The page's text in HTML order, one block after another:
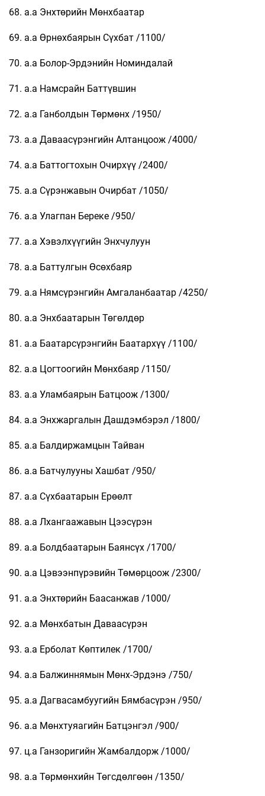
68. а.а Энхтөрийн Мөнхбаатар
69. а.а Өрнөхбаярын Сүхбат /1100/
70. а.а Болор-Эрдэнийн Номиндалай
71. а.а Намсрайн Баттүвшин
72. а.а Ганболдын Төрмөнх /1950/
73. а.а Даваасүрэнгийн Алтанцоож /4000/
74. а.а Баттогтохын Очирхүү /2400/
75. а.а Сүрэнжавын Очирбат /1050/
76. а.а Улагпан Береке /950/
77. а.а Хэвэлхүүгийн Энхчулуун
78. а.а Баттулгын Өсөхбаяр
79. а.а Нямсүрэнгийн Амгаланбаатар /4250/
80. а.а Энхбаатарын Төгөлдөр
81. а.а Баатарсүрэнгийн Баатархүү /1100/
82. а.а Цогтоогийн Мөнхбаяр /1150/
83. а.а Уламбаярын Батцоож /1300/
84. а.а Энхжаргалын Дашдэмбэрэл /1800/
85. а.а Балдиржамцын Тайван
86. а.а Батчулууны Хашбат /950/
87. а.а Сүхбаатарын Ерөөлт
88. а.а Лхангаажавын Цээсүрэн
89. а.а Болдбаатарын Баянсүх /1700/
90. а.а Цэвээнпүрэвийн Төмөрцоож /2300/
91. а.а Энхтөрийн Баасанжав /1000/
92. а.а Мөнхбатын Даваасүрэн
93. а.а Ерболат Көптилек /1700/
94. а.а Балжиннямын Мөнх-Эрдэнэ /750/
95. а.а Дагвасамбуугийн Бямбасүрэн /950/
96. а.а Мөнхтуяагийн Батцэнгэл /900/
97. ц.а Ганзоригийн Жамбалдорж /1000/
98. а.а Төрмөнхийн Төгсдөлгөөн /1350/